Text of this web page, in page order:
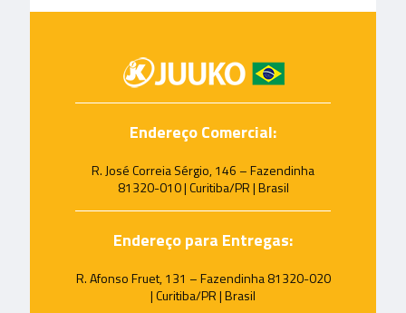
Endereço Comercial:
R. José Correia Sérgio, 146 – Fazendinha
81320-010 | Curitiba/PR | Brasil
Endereço para Entregas:
R. Afonso Fruet, 131 – Fazendinha 81320-020
| Curitiba/PR | Brasil